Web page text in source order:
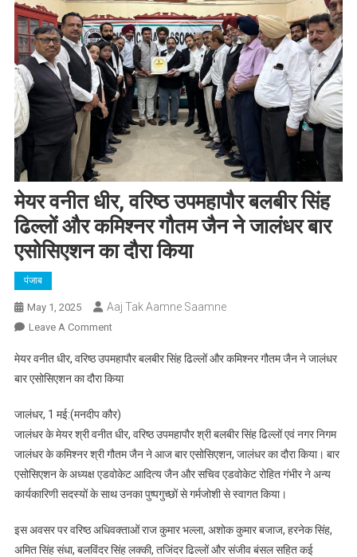
मेयर वनीत धीर, वरिष्ठ उपमहापौर बलबीर सिंह
ढिल्लों और कमिश्नर गौतम जैन ने जालंधर बार
एसोसिएशन का दौरा किया
पंजाब
May 1, 2025 Aaj Tak Aamne Saamne
Leave A CommentOn
वनीत
धीर,
उपमहापौर
बलबीर
सिंह
ढिल्लों
और
गौतम
जैन
मेयर वनीत धीर, वरिष्ठ उपमहापौर बलबीर सिंह ढिल्लों और कमिश्नर गौतम जैन ने जालंधर
बार एसोसिएशन का दौरा किया
जालंधर, 1 मई:(मनदीप कौर)
जालंधर के मेयर श्री वनीत धीर, वरिष्ठ उपमहापौर श्री बलबीर सिंह ढिल्लों एवं नगर निगम
जालंधर के कमिश्नर श्री गौतम जैन ने आज बार एसोसिएशन, जालंधर का दौरा किया। बार
एसोसिएशन के अध्यक्ष एडवोकेट आदित्य जैन और सचिव एडवोकेट रोहित गंभीर ने अन्य
कार्यकारिणी सदस्यों के साथ उनका पुष्पगुच्छों से गर्मजोशी से स्वागत किया।
इस अवसर पर वरिष्ठ अधिवक्ताओं राज कुमार भल्ला, अशोक कुमार बजाज, हरनेक सिंह,
अमित सिंह संधा, बलविंदर सिंह लक्की, तजिंदर ढिल्लों और संजीव बंसल सहित कई